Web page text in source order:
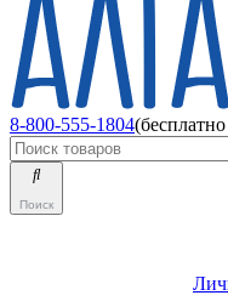
8-800-555-1804
Поиск